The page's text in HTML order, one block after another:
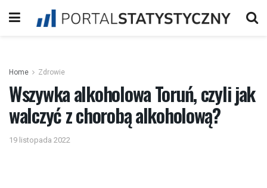
Home Zdrowie
Wszywka alkoholowa Toruń, czyli jak
walczyć z chorobą alkoholową?
19 listopada 2022